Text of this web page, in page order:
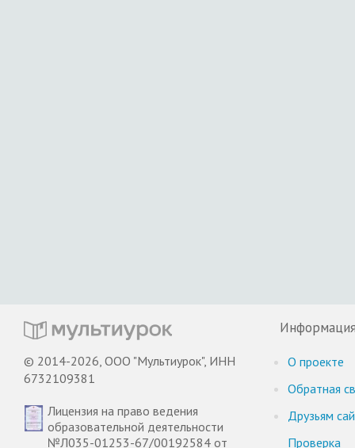
© 2014-2026, ООО "Мультиурок", ИНН
6732109381
Лицензия на право ведения
образовательной деятельности
№Л035-01253-67/00192584 от
О проекте
Обратная
Друзьям
Проверка